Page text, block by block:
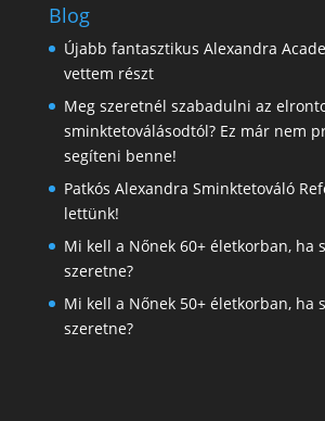
Blog
Újabb fantasztikus Alexandra
vettem részt
Meg szeretnél szabadulni az
sminktetoválásodtól? Ez már nem
segíteni benne!
Patkós Alexandra Sminktetováló
lettünk!
Mi kell a Nőnek 60+ életkorban, ha
szeretne?
Mi kell a Nőnek 50+ életkorban, ha
szeretne?